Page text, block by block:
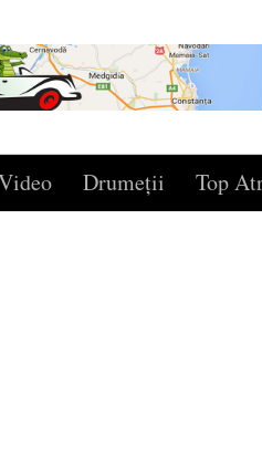
Drumeţii Top